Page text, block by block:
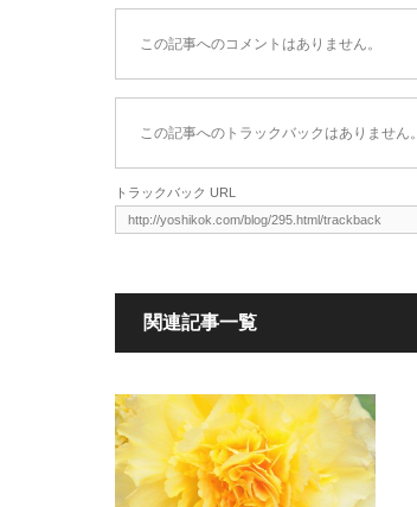
この記事へのコメントはありません。
この記事へのトラックバックはありません。
トラックバック URL
関連記事一覧